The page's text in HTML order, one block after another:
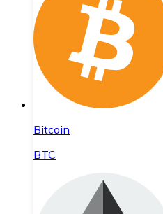
Bitcoin
BTC